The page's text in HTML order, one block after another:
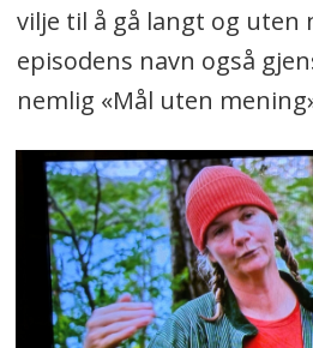
vilje til å gå langt og uten
episodens navn også
nemlig «Mål uten